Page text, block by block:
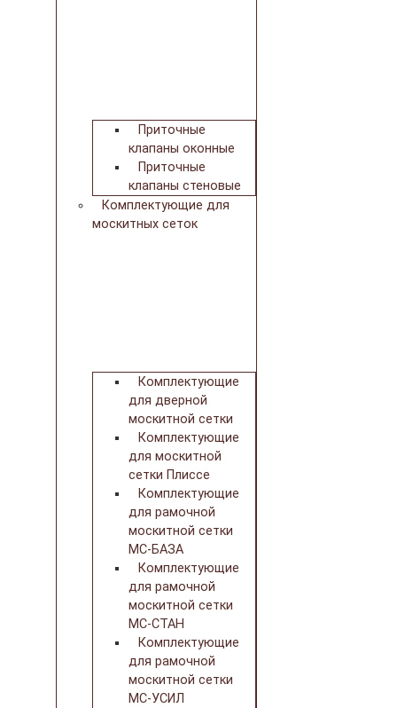
Приточные
клапаны оконные
Приточные
клапаны стеновые
Комплектующие для
москитных сеток
Комплектующие
для дверной
москитной сетки
Комплектующие
для москитной
сетки Плиссе
Комплектующие
для рамочной
москитной сетки
МС-БАЗА
Комплектующие
для рамочной
москитной сетки
МС-СТАН
Комплектующие
для рамочной
москитной сетки
МС-УСИЛ